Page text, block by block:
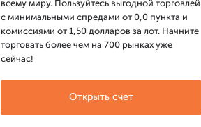
всему миру. Пользуйтесь выгодной торговлей
с минимальными спредами от 0,0 пункта и
комиссиями от 1,50 долларов за лот. Начните
торговать более чем на 700 рынках уже
сейчас!
Открыть счет